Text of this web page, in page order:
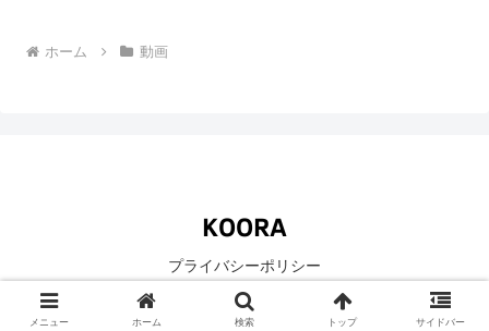
ホーム 動画
プライバシーポリシー
© 2020-2026 KOORA.
メニュー ホーム 検索 トップ サイドバー